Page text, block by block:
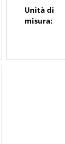
Unità di
misura: